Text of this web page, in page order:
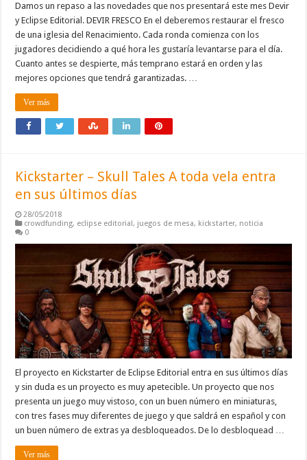
Damos un repaso a las novedades que nos presentará este mes Devir
y Eclipse Editorial. DEVIR FRESCO En el deberemos restaurar el fresco
de una iglesia del Renacimiento. Cada ronda comienza con los
jugadores decidiendo a qué hora les gustaría levantarse para el día.
Cuanto antes se despierte, más temprano estará en orden y las
mejores opciones que tendrá garantizadas. …
Ver más
Kickstarter – Skull Tales A toda vela entra
en sus últimos días
28/05/2018
crowdfunding, eclipse editorial, juegos de mesa, kickstarter, noticia
0
El proyecto en Kickstarter de Eclipse Editorial entra en sus últimos días
y sin duda es un proyecto es muy apetecible. Un proyecto que nos
presenta un juego muy vistoso, con un buen número en miniaturas,
con tres fases muy diferentes de juego y que saldrá en español y con
un buen número de extras ya desbloqueados. De lo desbloquead …
Ver más